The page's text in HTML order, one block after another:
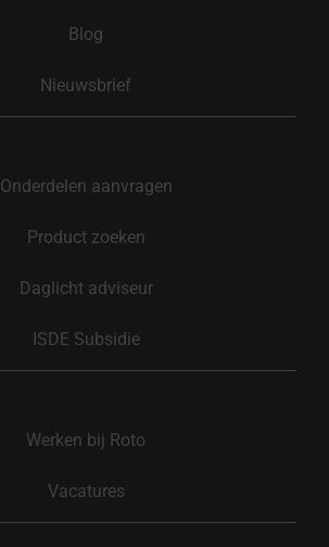
Blog
Nieuwsbrief
Onderdelen aanvragen
Product zoeken
Daglicht adviseur
ISDE Subsidie
Werken bij Roto
Vacatures